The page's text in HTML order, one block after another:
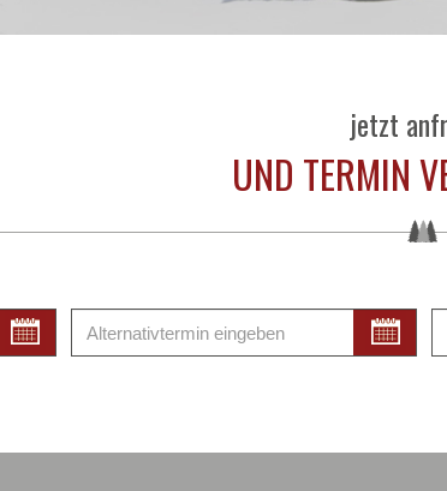
jetzt
UND TERMIN